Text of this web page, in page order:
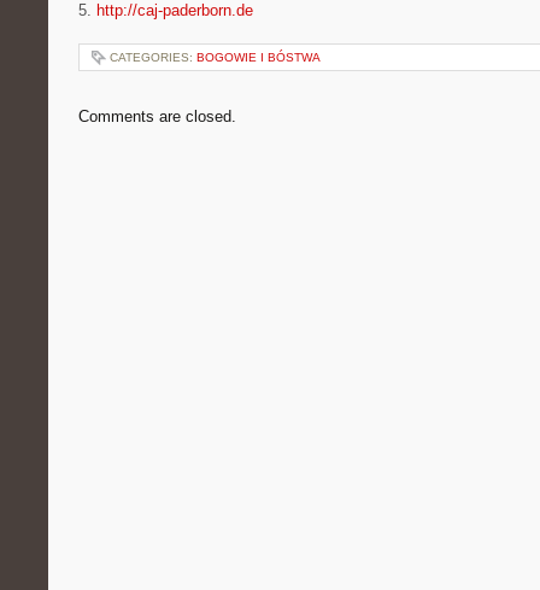
5. http://caj-paderborn.de
CATEGORIES: BOGOWIE I BÓSTWA
Comments are closed.